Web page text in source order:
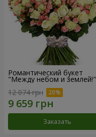
Романтический букет
"Между небом и землей!"
12 074 грн
Заказать